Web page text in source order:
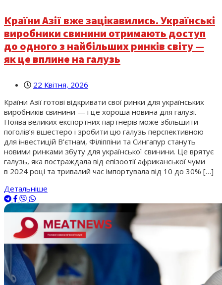
Країни Азії вже зацікавились. Українські
виробники свинини отримають доступ
до одного з найбільших ринків світу —
як це вплине на галузь
22 Квітня, 2026
Країни Азії готові відкривати свої ринки для українських
виробників свинини — і це хороша новина для галузі.
Поява великих експортних партнерів може збільшити
поголів’я вшестеро і зробити цю галузь перспективною
для інвестицій В’єтнам, Філіппіни та Сингапур стануть
новими ринками збуту для української свинини. Це врятує
галузь, яка постраждала від епізоотії африканської чуми
в 2024 році та тривалий час імпортувала від 10 до 30% […]
Детальніше